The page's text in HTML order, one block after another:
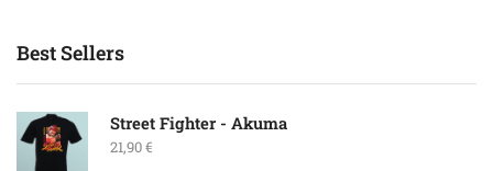
Best Sellers
Street Fighter - Akuma
21,90€